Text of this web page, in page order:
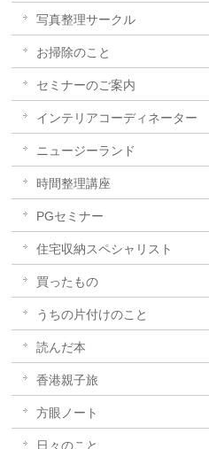
写真整理サークル
お掃除のこと
セミナーのご案内
インテリアコーディネーター
ニュージーランド
時間整理講座
PGセミナー
住宅収納スペシャリスト
買ったもの
うちの片付けのこと
読んだ本
香港親子旅
方眼ノート
日々のこと